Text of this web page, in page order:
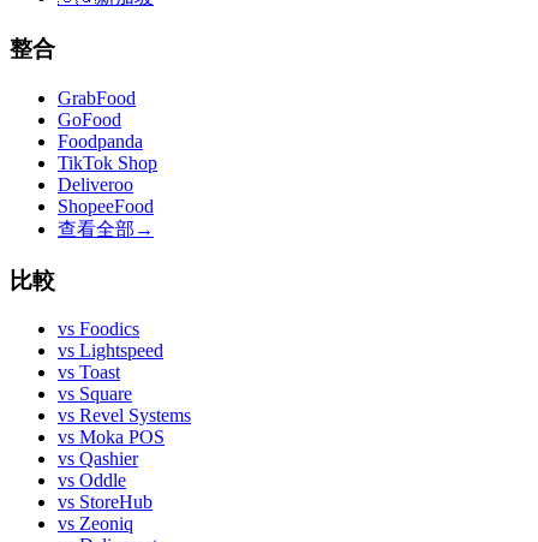
整合
GrabFood
GoFood
Foodpanda
TikTok Shop
Deliveroo
ShopeeFood
查看全部 →
比較
vs Foodics
vs Lightspeed
vs Toast
vs Square
vs Revel Systems
vs Moka POS
vs Qashier
vs Oddle
vs StoreHub
vs Zeoniq